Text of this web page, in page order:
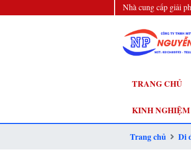
Nhà cung cấp giải
TRANG CHỦ
KINH
Trang chủ Di